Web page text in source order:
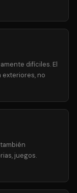
difíciles. El
exteriores, no
juegos.